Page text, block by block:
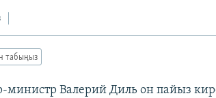
табыңыз
министр Валерий Диль он пайыз